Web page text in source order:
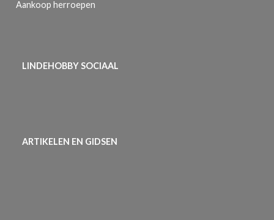
Aankoop herroepen
LINDEHOBBY SOCIAAL
ARTIKELEN EN GIDSEN